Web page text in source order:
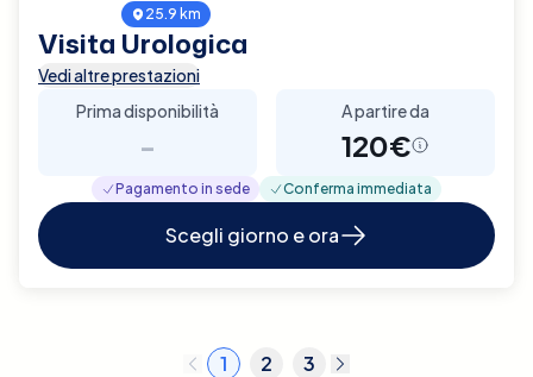
25.9 km
Visita Urologica
Vedi altre prestazioni
Prima disponibilità
-
A partire da
120€
Pagamento in sede Conferma immediata
Scegli giorno e ora
1 2 3